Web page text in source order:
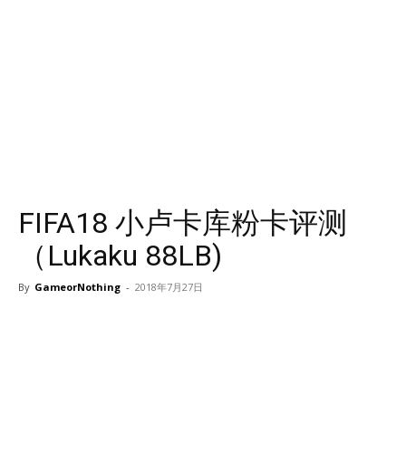
FIFA18 小卢卡库粉卡评测
（Lukaku 88LB)
By GameorNothing - 2018年7月27日